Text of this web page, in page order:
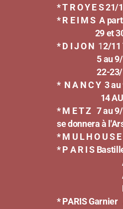
* T R O Y E S21/
* R E I M SA
29 et 30/11
* D I J O N 12/11
5 au 9/11
22-23/11 Les
* N A N C Y3 au
14 AU 23/
* M E T Z 7 au
se donnera à
* M U L H O U S E
* P A R I S
A partir
A partir du
Du 15/11
* PARIS Garnier